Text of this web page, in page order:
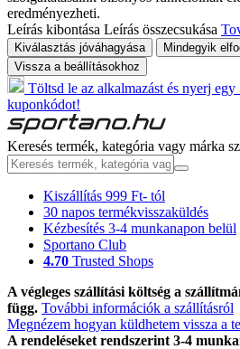
eredményezheti.
Leírás kibontása Leírás összecsukása
Kiválasztás jóváhagyása
Mindegyik
Vissza a beállításokhoz
Töltsd le az alkalmazást és nyerj
kuponkódot!
Keresés termék, kategória vagy márka
Kiszállítás 999 Ft- tól
30 napos termékvisszaküldés
Kézbesítés 3-4 munkanapon belül
Sportano Club
4.70 Trusted Shops
A végleges szállítási költség a
függ. További információk a szállításról
Megnézem hogyan küldhetem vissza a
A rendeléseket rendszerint 3-4